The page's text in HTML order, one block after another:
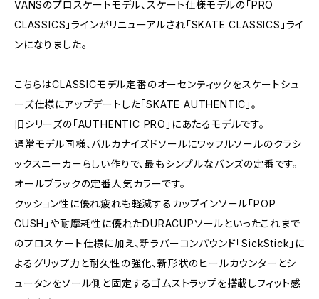
VANSのプロスケートモデル、スケート仕様モデルの「PRO
CLASSICS」ラインがリニューアルされ「SKATE CLASSICS」ライ
ンになりました。
こちらはCLASSICモデル定番のオーセンティックをスケートシュ
ーズ仕様にアップデートした「SKATE AUTHENTIC」。
旧シリーズの「AUTHENTIC PRO」にあたるモデルです。
通常モデル同様、バルカナイズドソールにワッフルソールのクラシ
ックスニーカーらしい作りで、最もシンプルなバンズの定番です。
オールブラックの定番人気カラーです。
クッション性に優れ疲れも軽減するカップインソール「POP
CUSH」や耐摩耗性に優れたDURACUPソールといったこれまで
のプロスケート仕様に加え、新ラバーコンパウンド「SickStick」に
よるグリップ力と耐久性の強化、新形状のヒールカウンターとシ
ュータンをソール側と固定するゴムストラップを搭載しフィット感